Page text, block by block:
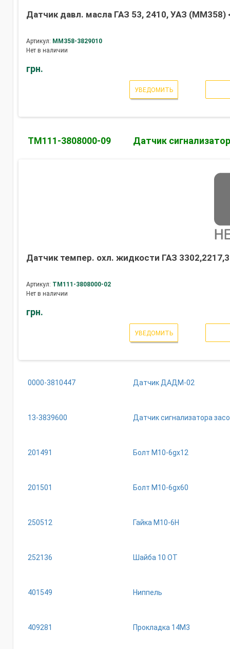
Датчик давл. масла ГАЗ 53, 2410, УАЗ (ММ358)
Артикул: ММ358-3829010
Нет в наличии
грн.
УВЕДОМИТЬ
ТМ111-3808000-09 Датчик
Датчик темпер. охл. жидкости ГАЗ
Артикул: ТМ111-3808000-02
Нет в наличии
грн.
УВЕДОМИТЬ
0000-3810447 Датчик ДАДМ-02
13-3839600 Датчик сигнализатора
201491 Болт М10-6gх12
201501 Болт М10-6gх60
250512 Гайка М10-6Н
252136 Шайба 10 ОТ
401549 Ниппель
409281 Прокладка 14М3